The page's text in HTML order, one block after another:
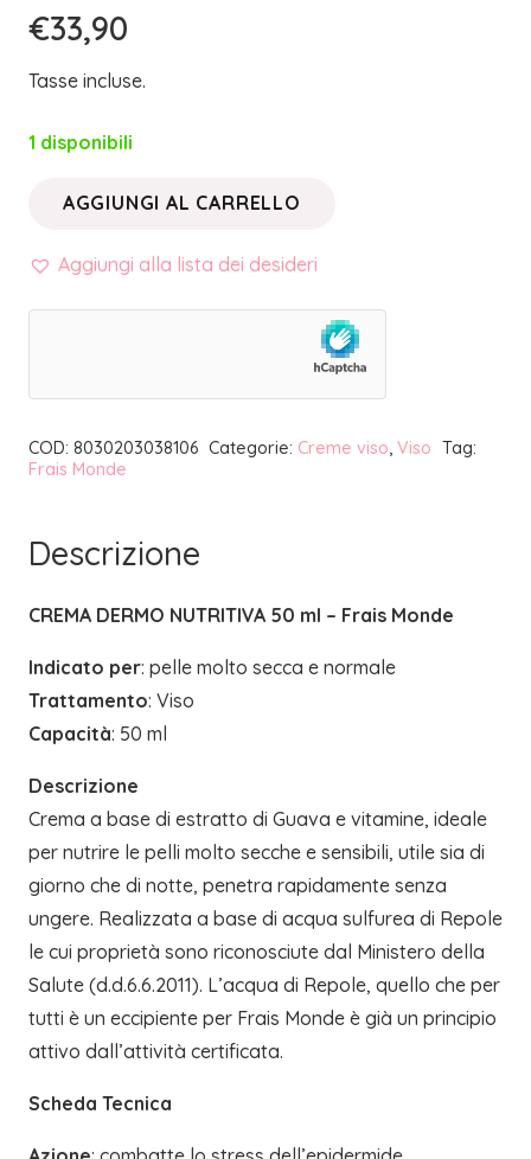
€33,90
Tasse incluse.
1 disponibili
TERMALE
CREMA
ml
MONDE
AGGIUNGI AL CARRELLO
Aggiungi alla lista dei desideri
COD: 8030203038106 Categorie: Creme viso, Viso Tag:
Frais Monde
Descrizione
CREMA DERMO NUTRITIVA 50 ml – Frais Monde
Indicato per: pelle molto secca e normale
Trattamento: Viso
Capacità: 50 ml
Descrizione
Crema a base di estratto di Guava e vitamine, ideale
per nutrire le pelli molto secche e sensibili, utile sia di
giorno che di notte, penetra rapidamente senza
ungere. Realizzata a base di acqua sulfurea di Repole
le cui proprietà sono riconosciute dal Ministero della
Salute (d.d.6.6.2011). L’acqua di Repole, quello che per
tutti è un eccipiente per Frais Monde è già un principio
attivo dall’attività certificata.
Scheda Tecnica